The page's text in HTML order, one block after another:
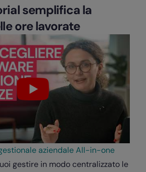
semplifica la
ore lavorate
aziendale All-in-one
gestire in modo centralizzato le